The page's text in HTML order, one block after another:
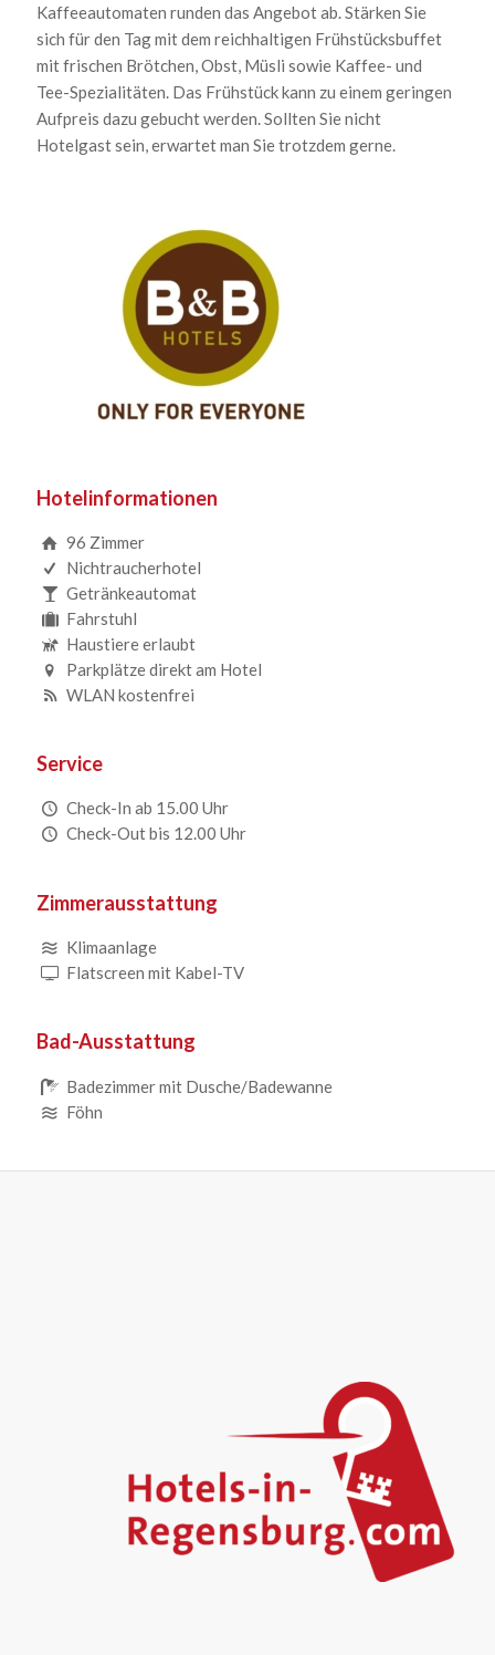
Kaffeeautomaten runden das Angebot ab. Stärken Sie
sich für den Tag mit dem reichhaltigen Frühstücksbuffet
mit frischen Brötchen, Obst, Müsli sowie Kaffee- und
Tee-Spezialitäten. Das Frühstück kann zu einem geringen
Aufpreis dazu gebucht werden. Sollten Sie nicht
Hotelgast sein, erwartet man Sie trotzdem gerne.
Hotelinformationen
96 Zimmer
Nichtraucherhotel
Getränkeautomat
Fahrstuhl
Haustiere erlaubt
Parkplätze direkt am Hotel
WLAN kostenfrei
Service
Check-In ab 15.00 Uhr
Check-Out bis 12.00 Uhr
Zimmerausstattung
Klimaanlage
Flatscreen mit Kabel-TV
Bad-Ausstattung
Badezimmer mit Dusche/Badewanne
Föhn